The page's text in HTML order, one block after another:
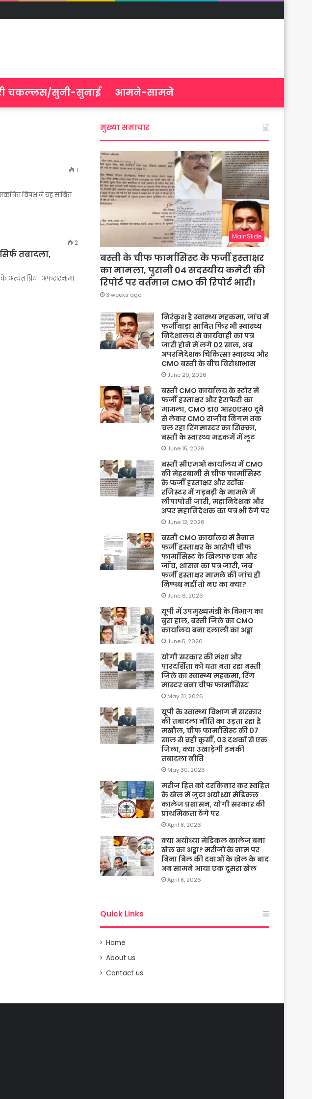
चकल्लस/सुनी-सुनाई आमने-सामने
1
विपक्ष ने यह साबित
2
तबादला,
के अत्यंत प्रिय अफसरनामा
मुख्या समाचार
MainSlide
बस्ती के चीफ फार्मासिस्ट के फर्जी हस्ताक्षर
का मामला, पुरानी 04 सदस्यीय कमेटी की
रिपोर्ट पर वर्तमान CMO की रिपोर्ट भारी!
3 weeks ago
निरंकुश है स्वास्थ्य महकमा, जांच में
फर्जीवाड़ा साबित फिर भी स्वास्थ्य
निदेशालय से कार्यवाही का पत्र
जारी होने में लगे 02 साल, अब
अपरनिदेशक चिकित्सा स्वास्थ्य और
CMO बस्ती के बीच विरोधाभास
June 20, 2026
बस्ती CMO कार्यालय के स्टोर में
फर्जी हस्ताक्षर और हेराफेरी का
मामला, CMO डा० आर०एस० दूबे
से लेकर CMO राजीव निगम तक
चल रहा रिंगमास्टर का सिक्का,
बस्ती के स्वास्थ्य महकमें में लूट
June 15, 2026
बस्ती सीएमओ कार्यालय में CMO
की मेहरबानी से चीफ फार्मासिस्ट
के फर्जी हस्ताक्षर और स्टॉक
रजिस्टर में गड़बड़ी के मामले में
लीपापोती जारी, महानिदेशक और
अपर महानिदेशक का पत्र भी ठेंगे पर
June 12, 2026
बस्ती CMO कार्यालय में तैनात
फर्जी हस्ताक्षर के आरोपी चीफ
फार्मासिस्ट के खिलाफ एक और
जाँच, शासन का पत्र जारी, जब
फर्जी हस्ताक्षर मामले की जांच ही
निष्पक्ष नहीं तो नए का क्या?
June 6, 2026
यूपी में उपमुख्यमंत्री के विभाग का
बुरा हाल, बस्ती जिले का CMO
कार्यालय बना दलाली का अड्डा
June 5, 2026
योगी सरकार की मंशा और
पारदर्शिता को धता बता रहा बस्ती
जिले का स्वास्थ्य महकमा, रिंग
मास्टर बना चीफ फार्मासिस्ट
May 31, 2026
यूपी के स्वास्थ्य विभाग में सरकार
की तबादला नीति का उड़ता रहा है
मखौल, चीफ फार्मासिस्ट की 07
साल से वही कुर्सी, 03 दशकों से एक
जिला, क्या उखाड़ेगी इनकी
तबादला नीति
May 30, 2026
मरीज हित को दरकिनार कर स्वहित
के खेल में जुटा अयोध्या मेडिकल
कालेज प्रशासन, योगी सरकार की
प्राथमिकता ठेंगे पर
April 8, 2026
क्या अयोध्या मेडिकल कालेज बना
खेल का अड्डा? मरीजों के नाम पर
बिना बिल की दवाओं के खेल के बाद
अब सामने आया एक दूसरा खेल
April 8, 2026
Quick Links
Home
About us
Contact us